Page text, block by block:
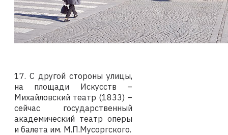
17. С другой стороны улицы,
на площади Искусств –
Михайловский театр (1833) –
сейчас государственный
академический театр оперы
и балета им. М.П.Мусоргского.